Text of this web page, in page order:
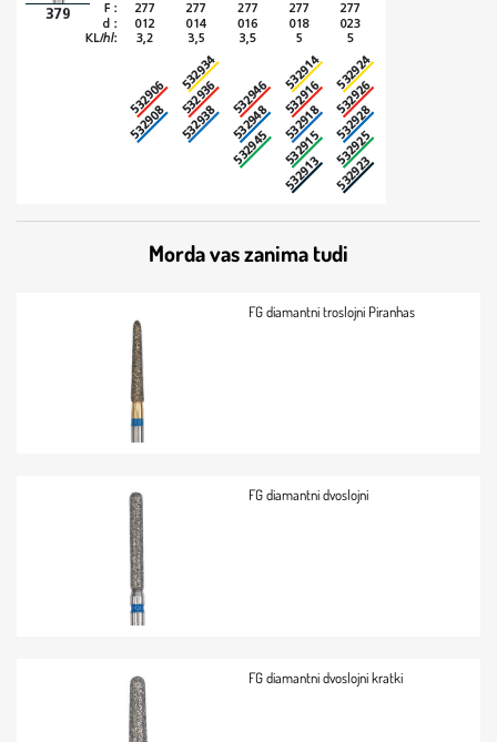
Morda vas zanima tudi
FG diamantni troslojni Piranhas
FG diamantni dvoslojni
FG diamantni dvoslojni kratki